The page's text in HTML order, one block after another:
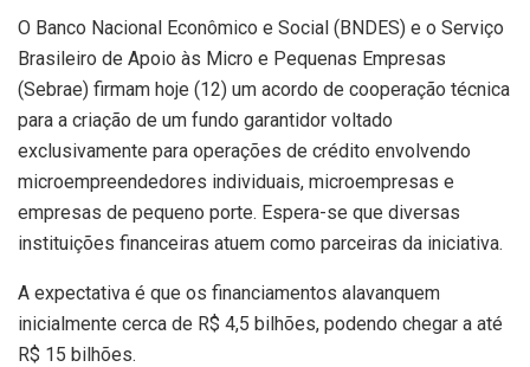
O Banco Nacional Econômico e Social (BNDES) e o Serviço
Brasileiro de Apoio às Micro e Pequenas Empresas
(Sebrae) firmam hoje (12) um acordo de cooperação técnica
para a criação de um fundo garantidor voltado
exclusivamente para operações de crédito envolvendo
microempreendedores individuais, microempresas e
empresas de pequeno porte. Espera-se que diversas
instituições financeiras atuem como parceiras da iniciativa.
A expectativa é que os financiamentos alavanquem
inicialmente cerca de R$ 4,5 bilhões, podendo chegar a até
R$ 15 bilhões.